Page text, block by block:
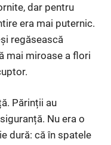
dar pentru
era mai puternic.
regăsească
mai miroase a flori
Părinții au
Nu era o
dură: că în spatele